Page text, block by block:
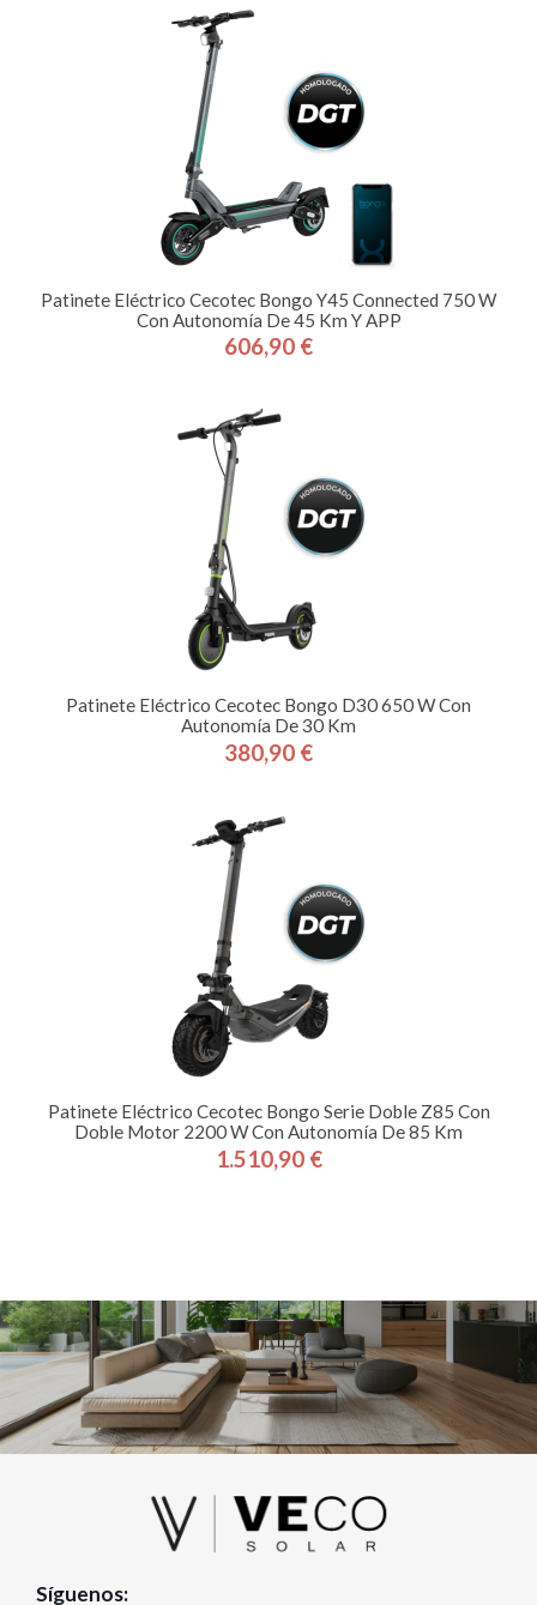
Patinete Eléctrico Cecotec Bongo Y45 Connected 750 W
Con Autonomía De 45 Km Y APP
Precio
606,90 €
Patinete Eléctrico Cecotec Bongo D30 650 W Con
Autonomía De 30 Km
Precio
380,90 €
Patinete Eléctrico Cecotec Bongo Serie Doble Z85 Con
Doble Motor 2200 W Con Autonomía De 85 Km
Precio
1.510,90 €
Síguenos: